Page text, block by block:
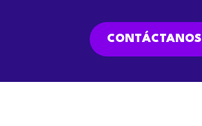
CONTÁCTANOS